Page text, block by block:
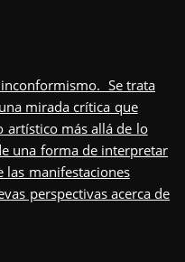
Se trata
mirada crítica que
artístico más allá de lo
una forma de interpretar
las manifestaciones
perspectivas acerca de